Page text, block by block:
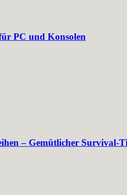
PC und Konsolen
– Gemütlicher